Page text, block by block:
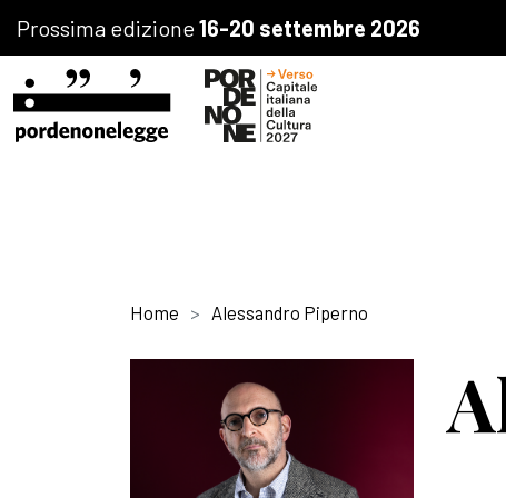
Prossima edizione16-20 settembre 2026
Home Alessandro Piperno